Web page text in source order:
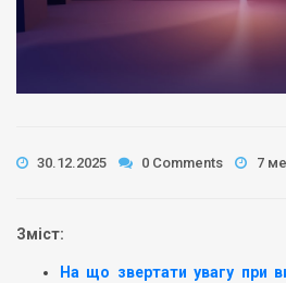
30.12.2025 0 Comments 7
Зміст:
На що звертати увагу при